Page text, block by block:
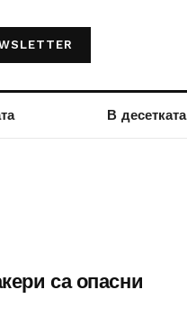
В десетката
са опасни